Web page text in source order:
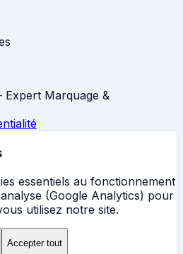
Marquage &
essentiels au fonctionnement
(Google Analytics) pour
utilisez notre site.
Accepter tout